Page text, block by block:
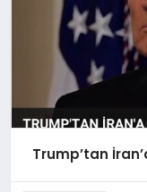
Trump’tan